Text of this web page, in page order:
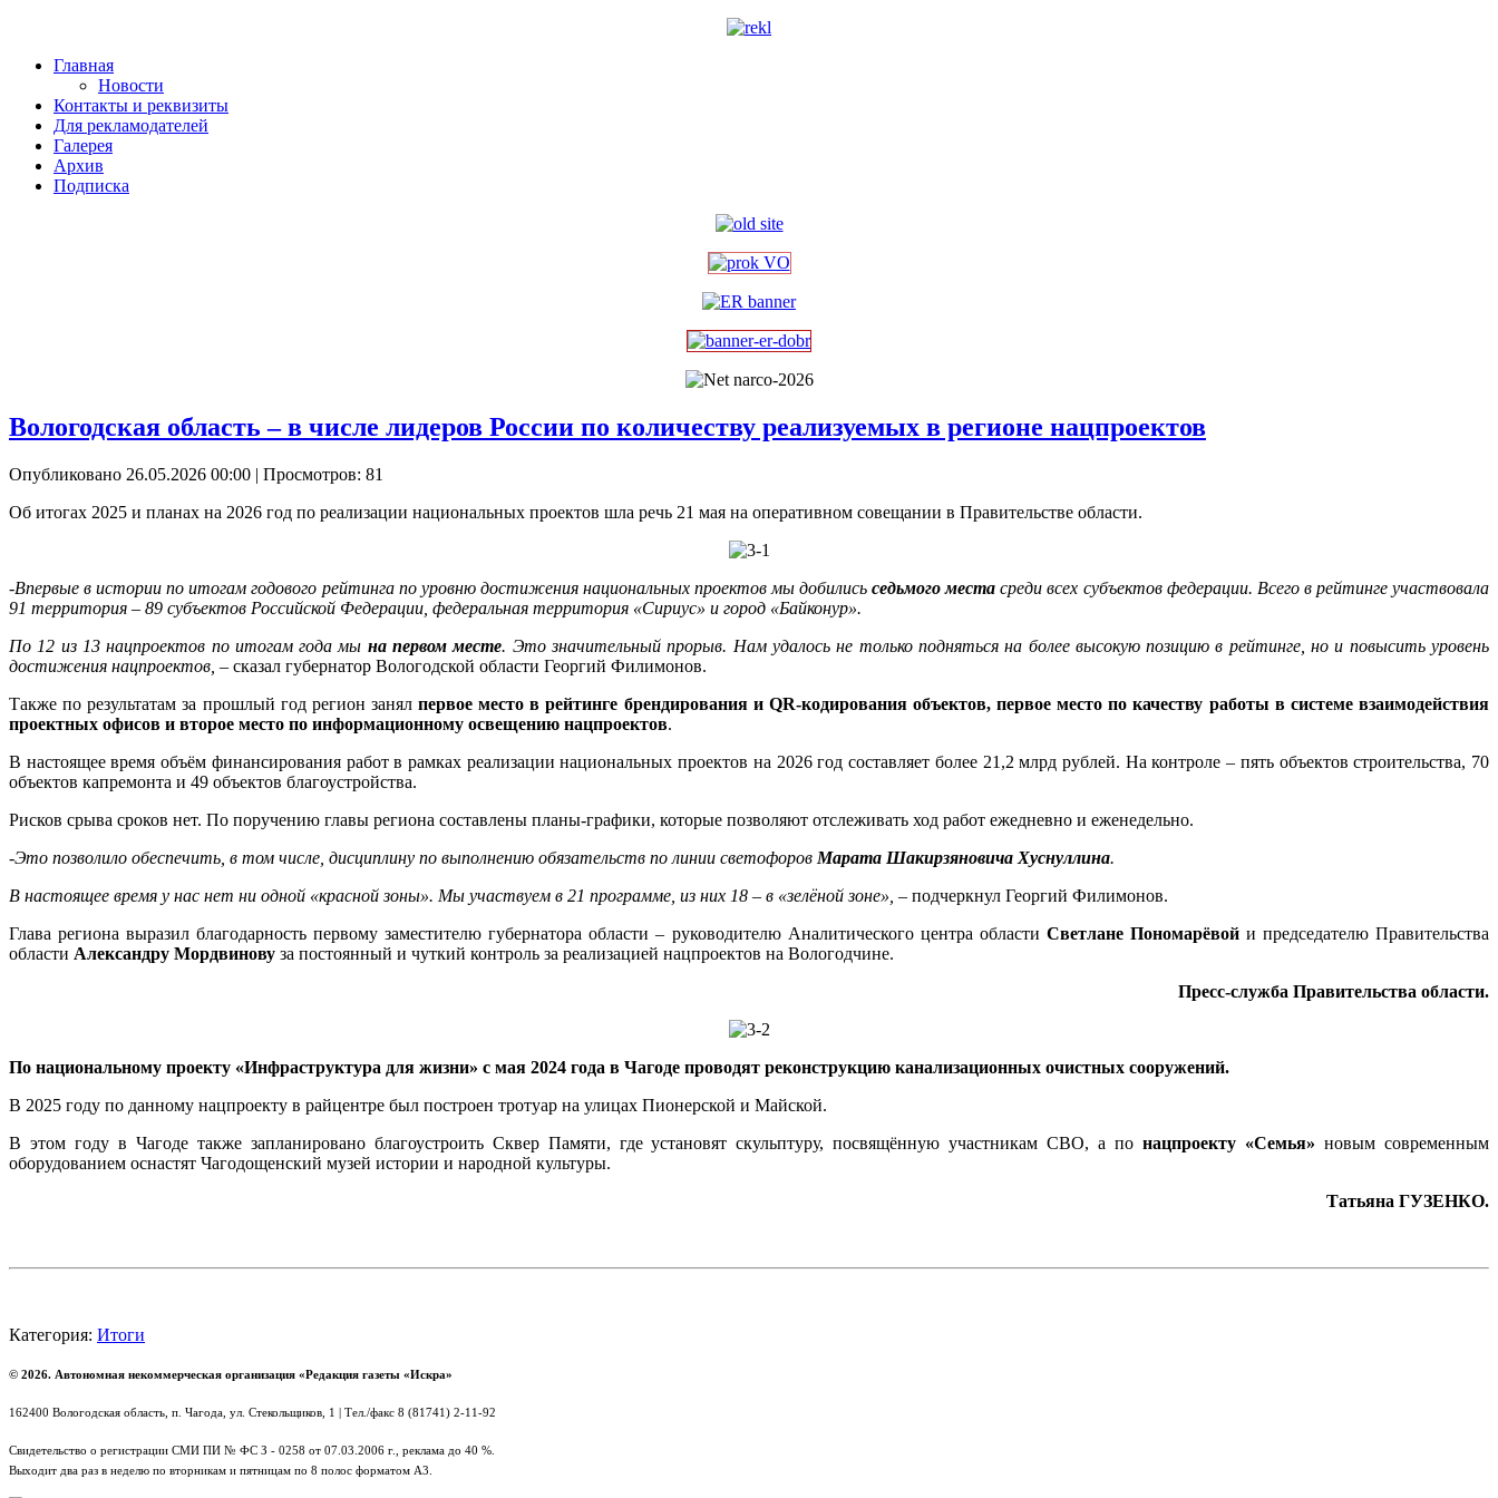
Главная
Новости
Контакты и реквизиты
Для рекламодателей
Галерея
Архив
Подписка
Вологодская область – в числе лидеров России по количеству реализуемых в регионе нацпроектов
Опубликовано 26.05.2026 00:00 | Просмотров: 81
Об итогах 2025 и планах на 2026 год по реализации национальных проектов шла речь 21 мая на оперативном совещании в Правительстве области.
-Впервые в истории по итогам годового рейтинга по уровню достижения национальных проектов мы добилисьседьмого места среди всех субъектов федерации. Всего в рейтинге участвовала
91 территория – 89 субъектов Российской Федерации, федеральная территория «Сириус» и город «Байконур».
По 12 из 13 нацпроектов по итогам года мы на первом месте. Это значительный прорыв. Нам удалось не только подняться на более высокую позицию в рейтинге, но и повысить уровень
достижения нацпроектов, – сказал губернатор Вологодской области Георгий Филимонов.
Также по результатам за прошлый год регион занялпервое место в рейтинге брендирования и QR-кодирования объектов, первое место по качеству работы в системе взаимодействия
проектных офисов и второе место по информационному освещению нацпроектов.
В настоящее время объём финансирования работ в рамках реализации национальных проектов на 2026 год составляет более 21,2 млрд рублей. На контроле – пять объектов строительства, 70
объектов капремонта и 49 объектов благоустройства.
Рисков срыва сроков нет. По поручению главы региона составлены планы-графики, которые позволяют отслеживать ход работ ежедневно и еженедельно.
-Это позволило обеспечить, в том числе, дисциплину по выполнению обязательств по линии светофоров Марата Шакирзяновича Хуснуллина.
В настоящее время у нас нет ни одной «красной зоны». Мы участвуем в 21 программе, из них 18 – в «зелёной зоне», – подчеркнул Георгий Филимонов.
Глава региона выразил благодарность первому заместителю губернатора области – руководителю Аналитического центра области Светлане Пономарёвойи председателю Правительства
области Александру Мордвинову за постоянный и чуткий контроль за реализацией нацпроектов на Вологодчине.
Пресс-служба Правительства области.
По национальному проекту «Инфраструктура для жизни» с мая 2024 года в Чагоде проводят реконструкцию канализационных очистных сооружений.
В 2025 году по данному нацпроекту в райцентре был построен тротуар на улицах Пионерской и Майской.
В этом году в Чагоде также запланировано благоустроить Сквер Памяти, где установят скульптуру, посвящённую участникам СВО, а понацпроекту «Семья» новым современным
оборудованием оснастят Чагодощенский музей истории и народной культуры.
Татьяна ГУЗЕНКО.
Категория: Итоги
© 2026. Автономная некоммерческая организация «Редакция газеты «Искра»
162400 Вологодская область, п. Чагода, ул. Стекольщиков, 1 | Тел./факс 8 (81741) 2-11-92
Свидетельство о регистрации СМИ ПИ № ФС З - 0258 от 07.03.2006 г., реклама до 40 %.
Выходит два раз в неделю по вторникам и пятницам по 8 полос форматом А3.